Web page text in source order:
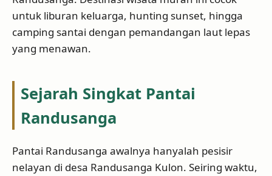
untuk liburan keluarga, hunting sunset, hingga
camping santai dengan pemandangan laut lepas
yang menawan.
Sejarah Singkat Pantai
Randusanga
Pantai Randusanga awalnya hanyalah pesisir
nelayan di desa Randusanga Kulon. Seiring waktu,